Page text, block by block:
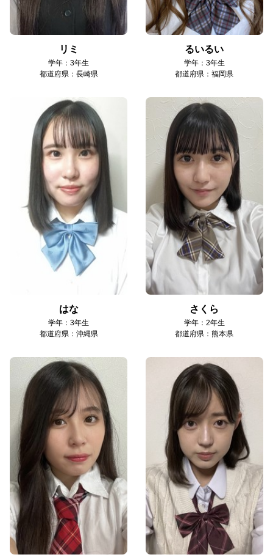
リミ
学年：3年生
都道府県：長崎県
るいるい
学年：3年生
都道府県：福岡県
はな
学年：3年生
都道府県：沖縄県
さくら
学年：2年生
都道府県：熊本県